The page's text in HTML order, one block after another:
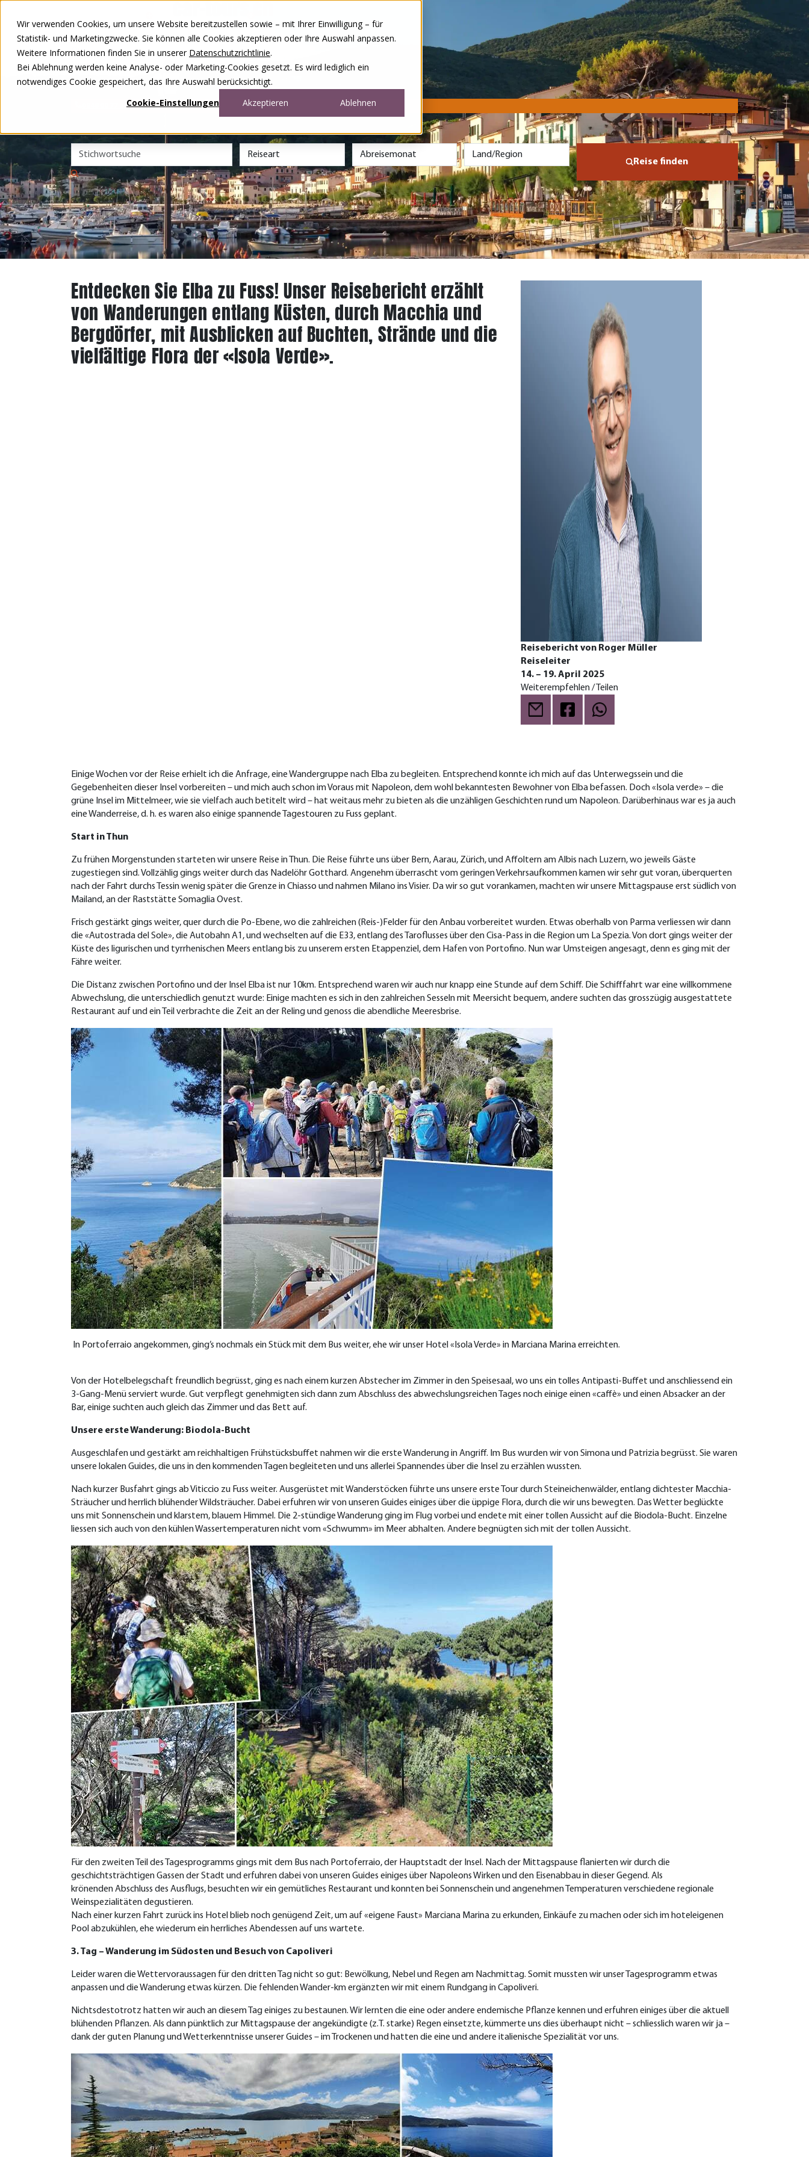
Wir verwenden Cookies, um unsere Website bereitzustellen sowie – mit Ihrer Einwilligung – für
Statistik- und Marketingzwecke. Sie können alle Cookies akzeptieren oder Ihre Auswahl anpassen.
Weitere Informationen finden Sie in unserer Datenschutzrichtlinie.
Bei Ablehnung werden keine Analyse- oder Marketing-Cookies gesetzt. Es wird lediglich ein
notwendiges Cookie gespeichert, das Ihre Auswahl berücksichtigt.
Cookie-Einstellungen
Akzeptieren Ablehnen
Unsere Reisen
Rund ums Reisen
Über uns
Kontakt
Wettbewerb
0848 00 77 88
Reise finden
Entdecken Sie Elba zu Fuss! Unser Reisebericht erzählt
von Wanderungen entlang Küsten, durch Macchia und
Bergdörfer, mit Ausblicken auf Buchten, Strände und die
vielfältige Flora der «Isola Verde».
Reisebericht von Roger Müller
Reiseleiter
14. – 19. April 2025
Weiterempfehlen / Teilen
Einige Wochen vor der Reise erhielt ich die Anfrage, eine Wandergruppe nach Elba zu begleiten. Entsprechend konnte ich mich auf das Unterwegssein und die
Gegebenheiten dieser Insel vorbereiten – und mich auch schon im Voraus mit Napoleon, dem wohl bekanntesten Bewohner von Elba befassen. Doch «Isola verde» – die
grüne Insel im Mittelmeer, wie sie vielfach auch betitelt wird – hat weitaus mehr zu bieten als die unzähligen Geschichten rund um Napoleon. Darüberhinaus war es ja auch
eine Wanderreise, d. h. es waren also einige spannende Tagestouren zu Fuss geplant.
Start in Thun
Zu frühen Morgenstunden starteten wir unsere Reise in Thun. Die Reise führte uns über Bern, Aarau, Zürich, und Affoltern am Albis nach Luzern, wo jeweils Gäste
zugestiegen sind. Vollzählig gings weiter durch das Nadelöhr Gotthard. Angenehm überrascht vom geringen Verkehrsaufkommen kamen wir sehr gut voran, überquerten
nach der Fahrt durchs Tessin wenig später die Grenze in Chiasso und nahmen Milano ins Visier. Da wir so gut vorankamen, machten wir unsere Mittagspause erst südlich von
Mailand, an der Raststätte Somaglia Ovest.
Frisch gestärkt gings weiter, quer durch die Po-Ebene, wo die zahlreichen (Reis‑)Felder für den Anbau vorbereitet wurden. Etwas oberhalb von Parma verliessen wir dann
die «Autostrada del Sole», die Autobahn A1, und wechselten auf die E33, entlang des Taroflusses über den Cisa-Pass in die Region um La Spezia. Von dort gings weiter der
Küste des ligurischen und tyrrhenischen Meers entlang bis zu unserem ersten Etappenziel, dem Hafen von Portofino. Nun war Umsteigen angesagt, denn es ging mit der
Fähre weiter.
Die Distanz zwischen Portofino und der Insel Elba ist nur 10km. Entsprechend waren wir auch nur knapp eine Stunde auf dem Schiff. Die Schifffahrt war eine willkommene
Abwechslung, die unterschiedlich genutzt wurde: Einige machten es sich in den zahlreichen Sesseln mit Meersicht bequem, andere suchten das grosszügig ausgestattete
Restaurant auf und ein Teil verbrachte die Zeit an der Reling und genoss die abendliche Meeresbrise.
In Portoferraio angekommen, ging’s nochmals ein Stück mit dem Bus weiter, ehe wir unser Hotel «Isola Verde» in Marciana Marina erreichten.
Von der Hotelbelegschaft freundlich begrüsst, ging es nach einem kurzen Abstecher im Zimmer in den Speisesaal, wo uns ein tolles Antipasti-Buffet und anschliessend ein
3-Gang-Menü serviert wurde. Gut verpflegt genehmigten sich dann zum Abschluss des abwechslungsreichen Tages noch einige einen «caffè» und einen Absacker an der
Bar, einige suchten auch gleich das Zimmer und das Bett auf.
Unsere erste Wanderung: Biodola-Bucht
Ausgeschlafen und gestärkt am reichhaltigen Frühstücksbuffet nahmen wir die erste Wanderung in Angriff. Im Bus wurden wir von Simona und Patrizia begrüsst. Sie waren
unsere lokalen Guides, die uns in den kommenden Tagen begleiteten und uns allerlei Spannendes über die Insel zu erzählen wussten.
Nach kurzer Busfahrt gings ab Viticcio zu Fuss weiter. Ausgerüstet mit Wanderstöcken führte uns unsere erste Tour durch Steineichenwälder, entlang dichtester Macchia-
Sträucher und herrlich blühender Wildsträucher. Dabei erfuhren wir von unseren Guides einiges über die üppige Flora, durch die wir uns bewegten. Das Wetter beglückte
uns mit Sonnenschein und klarstem, blauem Himmel. Die 2-stündige Wanderung ging im Flug vorbei und endete mit einer tollen Aussicht auf die Biodola-Bucht. Einzelne
liessen sich auch von den kühlen Wassertemperaturen nicht vom «Schwumm» im Meer abhalten. Andere begnügten sich mit der tollen Aussicht.
Für den zweiten Teil des Tagesprogramms gings mit dem Bus nach Portoferraio, der Hauptstadt der Insel. Nach der Mittagspause flanierten wir durch die
geschichtsträchtigen Gassen der Stadt und erfuhren dabei von unseren Guides einiges über Napoleons Wirken und den Eisenabbau in dieser Gegend. Als
krönenden Abschluss des Ausflugs, besuchten wir ein gemütliches Restaurant und konnten bei Sonnenschein und angenehmen Temperaturen verschiedene regionale
Weinspezialitäten degustieren.
Nach einer kurzen Fahrt zurück ins Hotel blieb noch genügend Zeit, um auf «eigene Faust» Marciana Marina zu erkunden, Einkäufe zu machen oder sich im hoteleigenen
Pool abzukühlen, ehe wiederum ein herrliches Abendessen auf uns wartete.
3. Tag – Wanderung im Südosten und Besuch von Capoliveri
Leider waren die Wettervoraussagen für den dritten Tag nicht so gut: Bewölkung, Nebel und Regen am Nachmittag. Somit mussten wir unser Tagesprogramm etwas
anpassen und die Wanderung etwas kürzen. Die fehlenden Wander-km ergänzten wir mit einem Rundgang in Capoliveri.
Nichtsdestotrotz hatten wir auch an diesem Tag einiges zu bestaunen. Wir lernten die eine oder andere endemische Pflanze kennen und erfuhren einiges über die aktuell
blühenden Pflanzen. Als dann pünktlich zur Mittagspause der angekündigte (z.T. starke) Regen einsetzte, kümmerte uns dies überhaupt nicht – schliesslich waren wir ja –
dank der guten Planung und Wetterkenntnisse unserer Guides – im Trockenen und hatten die eine und andere italienische Spezialität vor uns.